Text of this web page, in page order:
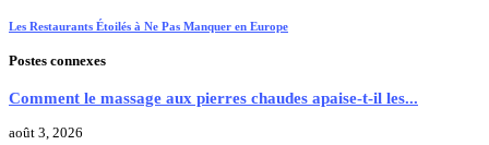
Les Restaurants Étoilés à Ne Pas Manquer en Europe
Postes connexes
Comment le massage aux pierres chaudes apaise-t-il les...
août 3, 2026